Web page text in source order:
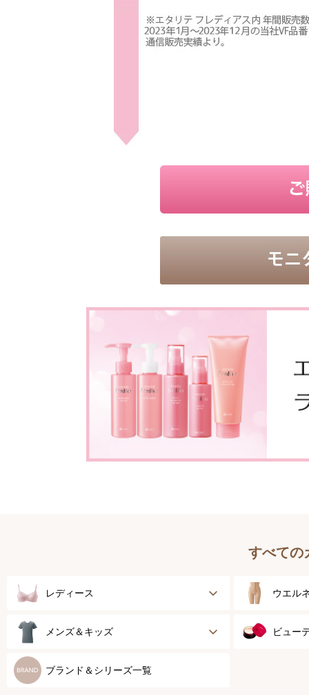
すべての
レディース
ブラジャー
ブラジャーパッド
ウエル
健康サ
メンズ＆キッズ
メンズトップ
ビュー
ブランド＆シリーズ一覧